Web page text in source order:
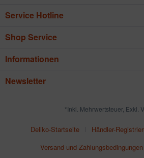
Service Hotline
Shop Service
Informationen
Newsletter
*Inkl. Mehrwertsteuer, Exkl.
Deliko-Startseite Händler-
Versand und Zahlungsbedingungen